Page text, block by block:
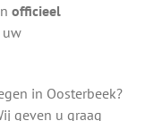
officieel
uw
in Oosterbeek?
geven u graag